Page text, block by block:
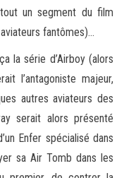
un segment du film
fantômes)…
la série d’Airboy (alors
l’antagoniste majeur,
autres aviateurs des
serait alors présenté
Enfer spécialisé dans
sa Air Tomb dans les